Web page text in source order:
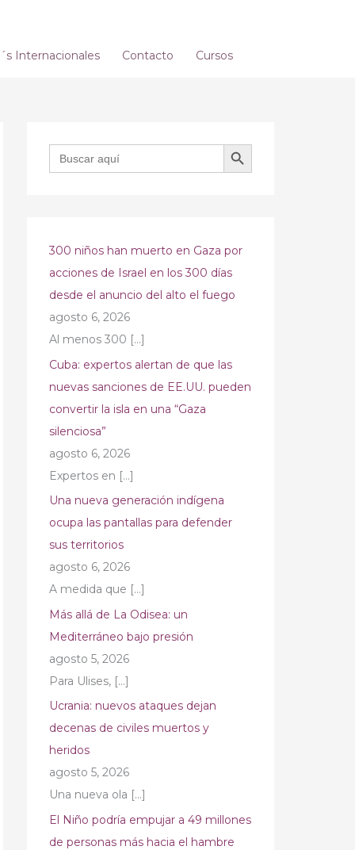
Internacionales Contacto Cursos
Buscar: BOTÓN DE BÚSQUEDA
300 niños han muerto en Gaza por
acciones de Israel en los 300 días
desde el anuncio del alto el fuego
agosto 6, 2026
Al menos 300 […]
Cuba: expertos alertan de que las
nuevas sanciones de EE.UU. pueden
convertir la isla en una “Gaza
silenciosa”
agosto 6, 2026
Expertos en […]
Una nueva generación indígena
ocupa las pantallas para defender
sus territorios
agosto 6, 2026
A medida que […]
Más allá de La Odisea: un
Mediterráneo bajo presión
agosto 5, 2026
Para Ulises, […]
Ucrania: nuevos ataques dejan
decenas de civiles muertos y
heridos
agosto 5, 2026
Una nueva ola […]
El Niño podría empujar a 49 millones
de personas más hacia el hambre